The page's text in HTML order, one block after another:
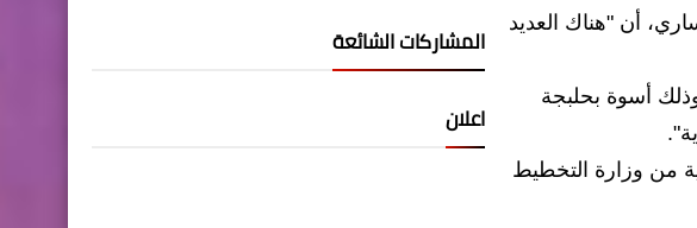
أن "هناك العديد
أسوة بحلبجة
من وزارة التخطيط
المشاركات الشائعة
اعلان